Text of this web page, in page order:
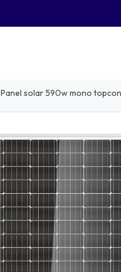
Panel solar 590w mono